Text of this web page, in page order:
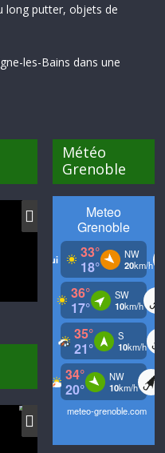
long putter, objets de
les-Bains dans une
Météo
Grenoble